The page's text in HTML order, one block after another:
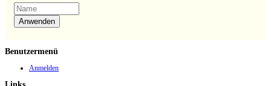
Benutzermenü
Anmelden